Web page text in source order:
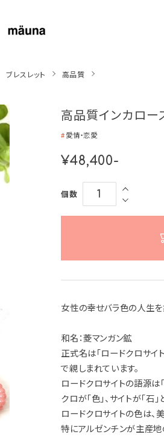
ブレスレット 高品質
高品質インカロー
愛情・恋愛
¥48,400-
個数
女性の幸せバラ色の人生
和名：菱マンガン鉱
正式名は「ロードクロサイ
で親しまれています。
ロードクロサイトの語源は
クロが「色」、サイトが「石
ロードクロサイトの色は、
特にアルゼンチンが主産地